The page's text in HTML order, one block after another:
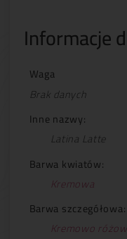
Informacje
Waga
Brak danych
Inne nazwy:
Latina Latte
Barwa kwiatów:
Kremowa
Barwa szczegółowa:
Kremowo